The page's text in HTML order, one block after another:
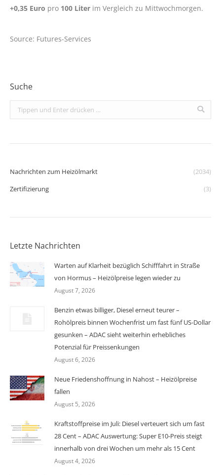
+0,35 Euro pro 100 Liter im Vergleich zu Mittwochmorgen.
Source: Futures-Services
Suche
Search:
Nachrichten zum Heizölmarkt
(2034)
Zertifizierung
(3)
Letzte Nachrichten
Warten auf Klarheit bezüglich Schifffahrt in Straße
von Hormus – Heizölpreise legen wieder zu
August 7, 2026
Benzin etwas billiger, Diesel erneut teurer –
Rohölpreis binnen Wochenfrist um fast fünf US-Dollar
gesunken – ADAC sieht weiterhin erhebliches
Potenzial für Preissenkungen
August 6, 2026
Neue Friedenshoffnung in Nahost – Heizölpreise
fallen
August 5, 2026
Kraftstoffpreise im Juli: Diesel verteuert sich um fast
28 Cent – ADAC Auswertung: Super E10-Preis steigt
innerhalb von drei Wochen um mehr als 15 Cent
August 4, 2026